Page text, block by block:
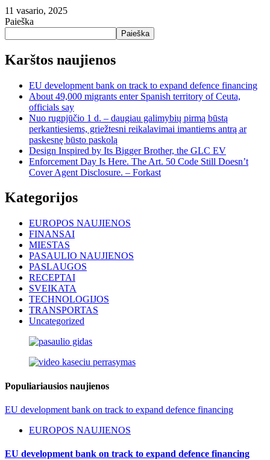
11 vasario, 2025
Paieška
Paieška
Karštos naujienos
EU development bank on track to expand defence financing
About 49,000 migrants enter Spanish territory of Ceuta,
officials say
Nuo rugpjūčio 1 d. – daugiau galimybių pirmą būstą
perkantiesiems, griežtesni reikalavimai imantiems antrą ar
paskesnę būsto paskolą
Design Inspired by Its Bigger Brother, the GLC EV
Enforcement Day Is Here. The Art. 50 Code Still Doesn’t
Cover Agent Disclosure. – Forkast
Kategorijos
EUROPOS NAUJIENOS
FINANSAI
MIESTAS
PASAULIO NAUJIENOS
PASLAUGOS
RECEPTAI
SVEIKATA
TECHNOLOGIJOS
TRANSPORTAS
Uncategorized
Populiariausios naujienos
EU development bank on track to expand defence financing
EUROPOS NAUJIENOS
EU development bank on track to expand defence financing